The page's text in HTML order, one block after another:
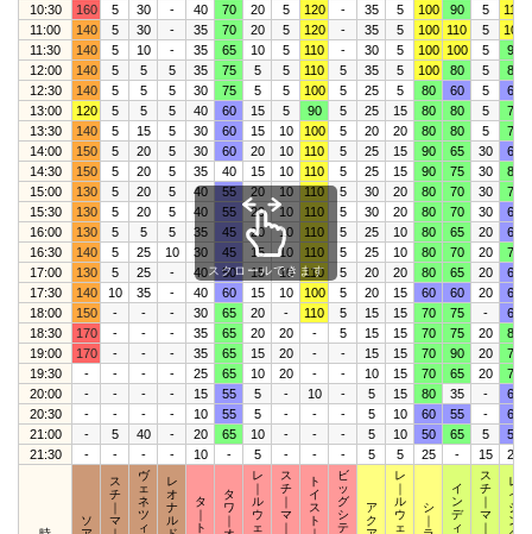
10:30
160 5 30 - 40 70 20 5 120 - 35 5 100 90 5
110
11:00
140 5 30 - 35 70 20 5 120 - 35 5 100 110 5
100
11:30
140 5 10 - 35 65 10 5 110 - 30 5 100 100 5
90
12:00
140 5 5 5 35 75 5 5 110 5 35 5 100 80 5
80
12:30
140 5 5 5 30 75 5 5 100 5 25 5 80 60 5
60
13:00
120 5 5 5 40 60 15 5 90 5 25 15 80 80 5
70
13:30
140 5 15 5 30 60 15 10 100 5 20 20 80 80 5
70
14:00
150 5 20 5 30 60 20 10 110 5 25 15 90 65 30
60
14:30
150 5 20 5 35 40 15 10 110 5 25 15 90 75 30
80
15:00
130 5 20 5 40 55 20 10 110 5 30 20 80 70 30
70
15:30
130 5 20 5 40 55 20 10 110 5 30 20 80 70 30
60
16:00
130 5 5 5 35 45 20 10 110 5 25 10 80 65 20
60
16:30
140 5 25 10 30 45 15 10 110 5 25 10 80 70 20
70
17:00
130 5 25 - 40 50 15 10 110 5 20 20 80 65 20
60
17:30
140 10 35 - 40 60 15 10 100 5 20 15 60 60 20
60
18:00
150 - - - 30 65 20 - 110 5 15 15 70 75 -
60
18:30
170 - - - 35 65 20 20 - 5 15 15 70 75 20
80
19:00
170 - - - 35 65 15 20 - - 15 15 70 90 20
70
19:30
- - - - 25 65 10 20 - - 10 15 70 65 20
70
20:00
- - - - 15 55 5 - 10 - 5 15 80 35 -
60
20:30
- - - - 10 55 5 - - - 5 10 60 55 -
60
21:00
- 5 40 - 20 65 10 - - - 5 10 50 65 5
50
21:30
- - - - 10 - 5 - - - 5 5 25 - 15 25
ソ
ス
チ
｜
マ
ヴ
ェ
ネ
ツ
ィ
レ
オ
ナ
ル
タ
｜
ト
タ
ワ
｜
レ
｜
ル
ウ
ェ
ス
チ
｜
マ
｜
ト
イ
ス
ト
ビ
ッ
グ
シ
テ
ア
ク
レ
｜
ル
ウ
ェ
シ
｜
イ
ン
デ
ィ
ス
チ
｜
マ
｜
レ
イ
ジ
ン
スクロールできます